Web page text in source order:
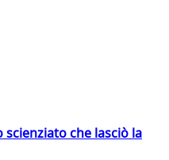
scienziato che lasciò la